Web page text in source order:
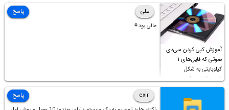
آموزش کپی کردن سی‌دی
صوتی که فایل‌های ۱
کیلوبایتی به شکل
شورت‌کات در آن موجود
است!
علی
عالی بود⚘
پاسخ
exir
پاسخ